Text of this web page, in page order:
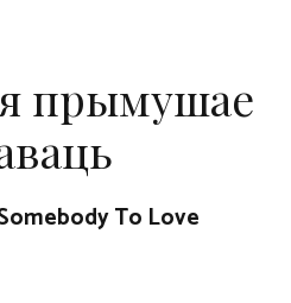
прымушае
To Love